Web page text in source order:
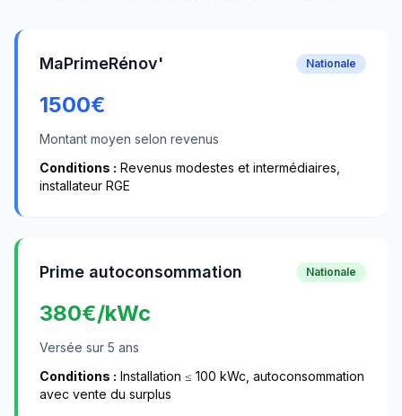
MaPrimeRénov' Nationale
1500€
Montant moyen selon revenus
Conditions : Revenus modestes et intermédiaires,
installateur RGE
Prime autoconsommation Nationale
380€/kWc
Versée sur 5 ans
Conditions : Installation ≤ 100 kWc, autoconsommation
avec vente du surplus